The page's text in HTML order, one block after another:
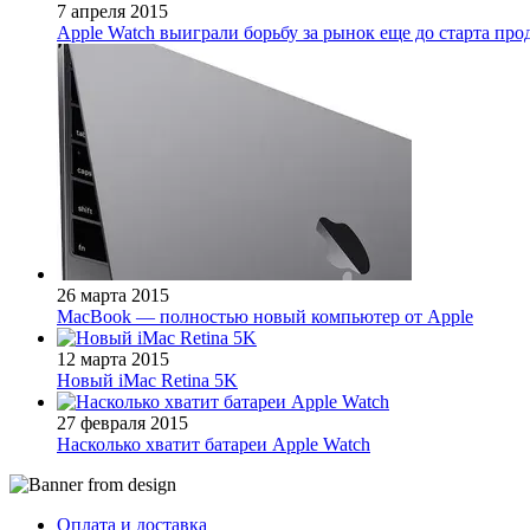
7 апреля 2015
Apple Watch выиграли борьбу за рынок еще до старта
26 марта 2015
MacBook — полностью новый компьютер от Apple
12 марта 2015
Новый iMac Retina 5K
27 февраля 2015
Насколько хватит батареи Apple Watch
Оплата и доставка